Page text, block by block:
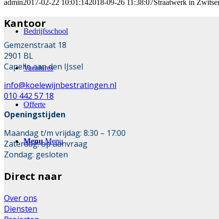
Bedrijfsschool
Vacatures
Offerte
Menu Menu
admin2017-02-22 10:01:142018-09-26 11:38:07Straatwerk in
Kantoor
Gemzenstraat 18
2901 BL
Capelle aan den IJssel
info@koelewijnbestratingen.nl
010 442 57 18
Openingstijden
Maandag t/m vrijdag: 8:30 – 17:00
Zaterdag: op aanvraag
Zondag: gesloten
Direct naar
Over ons
Diensten